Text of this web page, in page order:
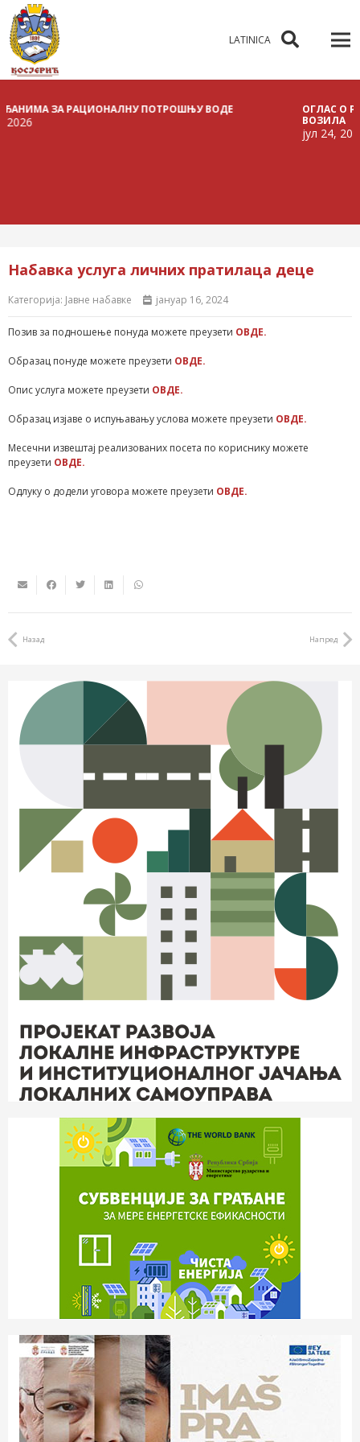
LATINICA
ЗА РАЦИОНАЛНУ ПОТРОШЊУ ВОДЕ
ОГЛАС О
ВОЗИЛА
јул 24, 2026
Набавка услуга личних пратилаца деце
Категорија: Јавне набавке јануар 16, 2024
Позив за подношење понуда можете преузети ОВДЕ.
Образац понуде можете преузети ОВДЕ.
Опис услуга можете преузети ОВДЕ.
Образац изјаве о испуњавању услова можете преузети ОВДЕ.
Месечни извештај реализованих посета по кориснику можете
преузети ОВДЕ.
Одлуку о додели уговора можете преузети ОВДЕ.
Назад Напред